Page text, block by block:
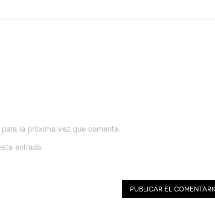
la próxima vez que comente.
entrada.